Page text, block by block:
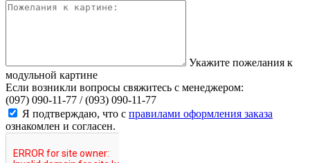
Укажите пожелания к
модульной картине
Если возникли вопросы свяжитесь с менеджером:
(097) 090-11-77 /(093) 090-11-77
Я подтверждаю, что с правилами оформления заказа
ознакомлен и согласен.